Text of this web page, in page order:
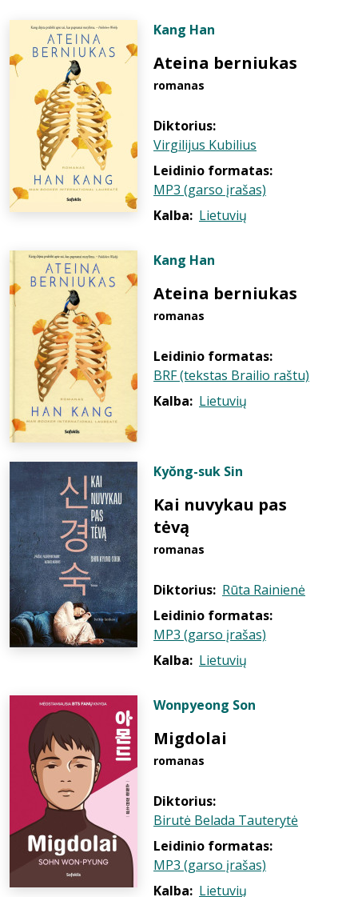
Kang Han
Ateina berniukas
romanas
Diktorius:
Virgilijus Kubilius
Leidinio formatas:
MP3 (garso įrašas)
Kalba: Lietuvių
Kang Han
Ateina berniukas
romanas
Leidinio formatas:
BRF (tekstas Brailio raštu)
Kalba: Lietuvių
Kyŏng-suk Sin
Kai nuvykau pas
tėvą
romanas
Diktorius: Rūta Rainienė
Leidinio formatas:
MP3 (garso įrašas)
Kalba: Lietuvių
Wonpyeong Son
Migdolai
romanas
Diktorius:
Birutė Belada Tauterytė
Leidinio formatas:
MP3 (garso įrašas)
Kalba: Lietuvių